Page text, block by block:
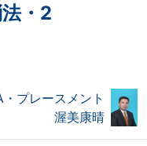
・2
プレースメント
渥美康晴